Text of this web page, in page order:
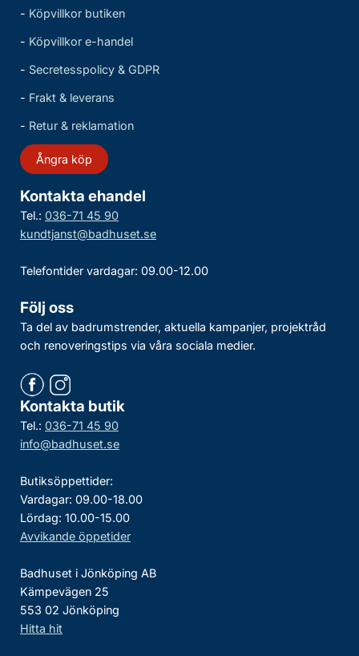
- Köpvillkor butiken
- Köpvillkor e-handel
- Secretesspolicy & GDPR
- Frakt & leverans
- Retur & reklamation
Ångra köp
Kontakta ehandel
Tel.: 036-71 45 90
kundtjanst@badhuset.se
Telefontider vardagar: 09.00-12.00
Följ oss
Ta del av badrumstrender, aktuella kampanjer, projektråd
och renoveringstips via våra sociala medier.
Kontakta butik
Tel.: 036-71 45 90
info@badhuset.se
Butiksöppettider:
Vardagar: 09.00-18.00
Lördag: 10.00-15.00
Avvikande öppetider
Badhuset i Jönköping AB
Kämpevägen 25
553 02 Jönköping
Hitta hit